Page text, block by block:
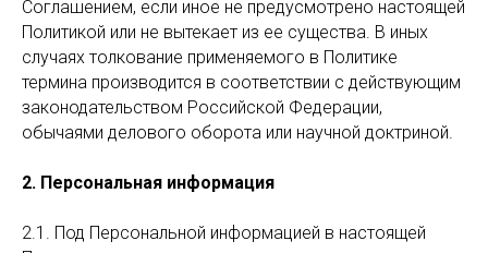
Соглашением, если иное не предусмотрено настоящей
Политикой или не вытекает из ее существа. В иных
случаях толкование применяемого в Политике
термина производится в соответствии с действующим
законодательством Российской Федерации,
обычаями делового оборота или научной доктриной.
2. Персональная информация
2.1. Под Персональной информацией в настоящей